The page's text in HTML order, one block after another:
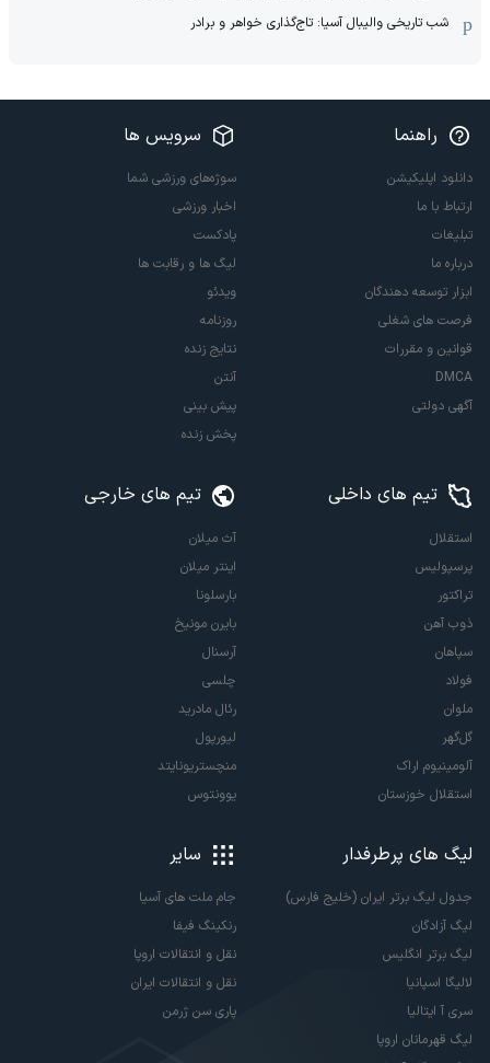
شب تاریخی والیبال آسیا: تاج‌گذاری خواهر و برادر
راهنما
دانلود اپلیکیشن
ارتباط با ما
تبلیغات
درباره ما
ابزار توسعه دهندگان
فرصت های شغلی
قوانین و مقررات
DMCA
آگهی دولتی
سرویس ها
سوژه‌های ورزشی شما
اخبار ورزشی
پادکست
لیگ ها و رقابت ها
ویدئو
روزنامه
نتایج زنده
آنتن
پیش بینی
پخش زنده
تیم های داخلی
استقلال
پرسپولیس
تراکتور
ذوب آهن
سپاهان
فولاد
ملوان
گل‌گهر
آلومینیوم اراک
استقلال خوزستان
تیم های خارجی
آث میلان
اینتر میلان
بارسلونا
بایرن مونیخ
آرسنال
چلسی
رئال مادرید
لیورپول
منچستریونایتد
یوونتوس
لیگ های پرطرفدار
جدول لیگ برتر ایران (خلیج فارس)
لیگ آزادگان
لیگ برتر انگلیس
لالیگا اسپانیا
سری آ ایتالیا
لیگ قهرمانان اروپا
سایر
جام ملت های آسیا
رنکینگ فیفا
نقل و انتقالات اروپا
نقل و انتقالات ایران
پاری سن ژرمن